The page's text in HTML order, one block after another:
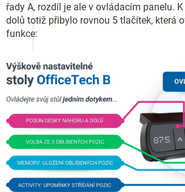
řady A, rozdíl je ale v ovládacím panelu.
dolů totiž přibylo rovnou 5 tlačítek, která
funkce: